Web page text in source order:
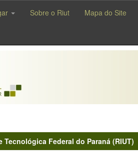
Sobre o Riut Mapa do Site
Federal do Paraná (RIUT)